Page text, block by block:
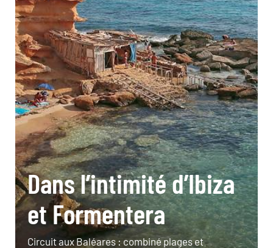
Dans l’intimité d’Ibiza
et Formentera
Circuit aux Baléares : combiné plages et